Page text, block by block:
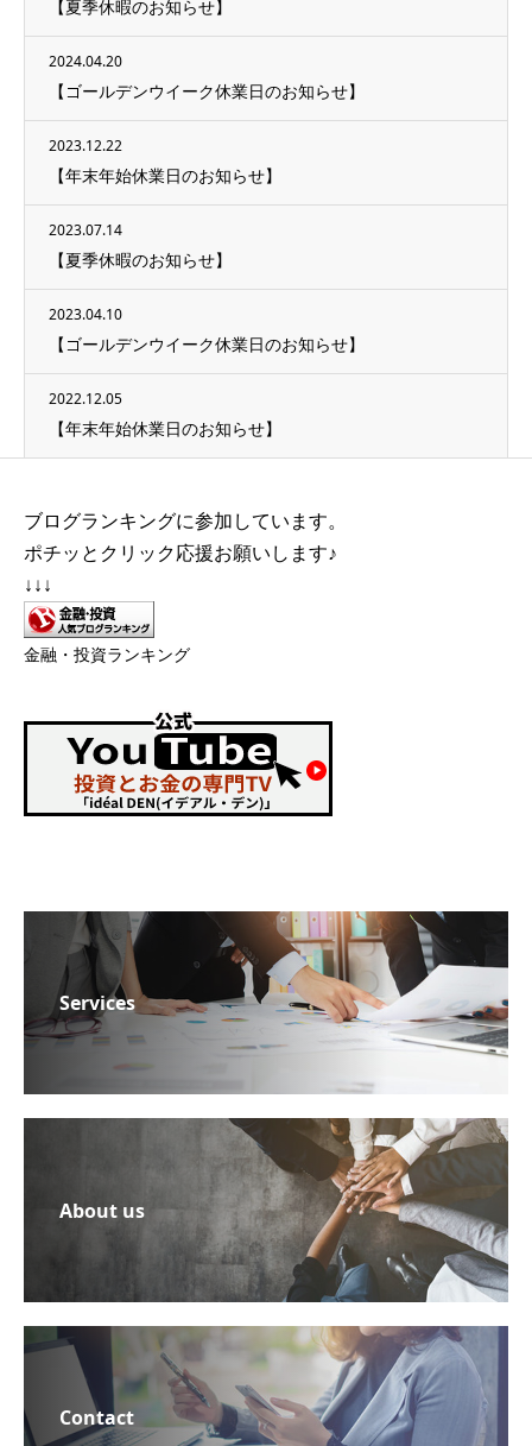
【夏季休暇のお知らせ】
2024.04.20
【ゴールデンウイーク休業日のお知らせ】
2023.12.22
【年末年始休業日のお知らせ】
2023.07.14
【夏季休暇のお知らせ】
2023.04.10
【ゴールデンウイーク休業日のお知らせ】
2022.12.05
【年末年始休業日のお知らせ】
ブログランキングに参加しています。
ポチッとクリック応援お願いします♪
↓↓↓
金融・投資ランキング
Services
About us
Contact